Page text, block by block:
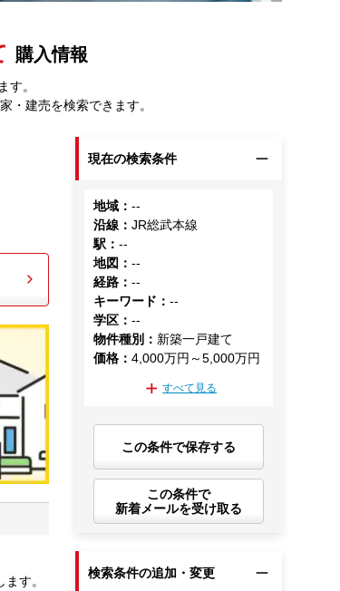
購入情報
す。
・建売を検索できます。
す。
現在の検索条件
地域 ：--
沿線 ：JR総武本線
駅 ：--
地図 ：--
経路 ：--
キーワード ：--
学区 ：--
物件種別 ： 新築一戸建て
価格 ：4,000万円～5,000万円
すべて見る
この条件で保存する
この条件で
新着メールを受け取る
検索条件の追加・変更